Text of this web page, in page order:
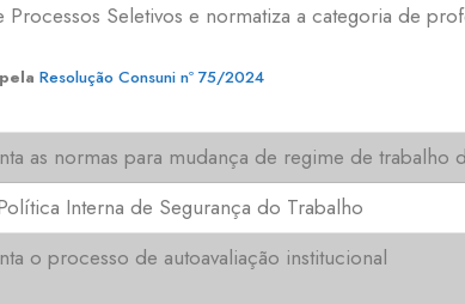
Processos Seletivos e normatiza a categoria de
Resolução Consuni nº 75/2024
as normas para mudança de regime de trabalho
Interna de Segurança do Trabalho
o processo de autoavaliação institucional